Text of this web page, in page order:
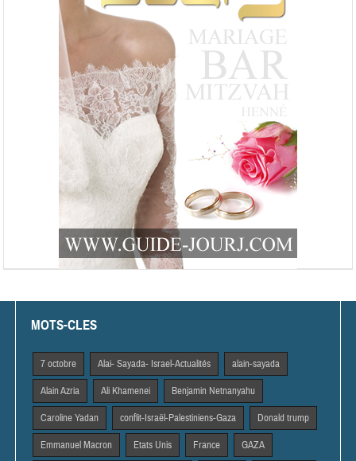
MOTS-CLES
7 octobre Alai- Sayada- Israel-Actualités alain-sayada
Alain Azria Ali Khamenei Benjamin Netnanyahu
Caroline Yadan conflit-Israël-Palestiniens-Gaza Donald trump
Emmanuel Macron Etats Unis France GAZA